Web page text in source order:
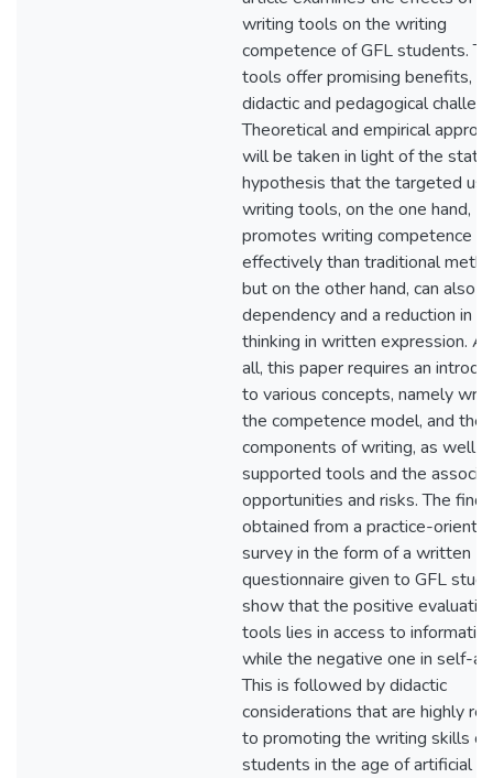
writing tools on the writing
competence of GFL students.
tools offer promising benefits,
didactic and pedagogical
Theoretical and empirical
will be taken in light of the
hypothesis that the targeted
writing tools, on the one hand,
promotes writing competence
effectively than traditional
but on the other hand, can also
dependency and a reduction in
thinking in written expression.
all, this paper requires an
to various concepts, namely
the competence model, and the
components of writing, as well
supported tools and the
opportunities and risks. The
obtained from a practice-
survey in the form of a written
questionnaire given to GFL
show that the positive
tools lies in access to
while the negative one in self-
This is followed by didactic
considerations that are highly
to promoting the writing skills of
students in the age of artificial